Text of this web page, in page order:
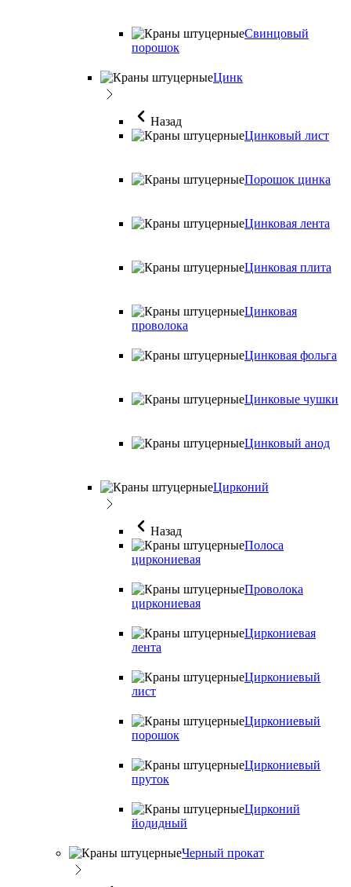
Свинцовый
порошок
Цинк
Назад
Цинковый лист
Порошок цинка
Цинковая лента
Цинковая плита
Цинковая
проволока
Цинковая фольга
Цинковые чушки
Цинковый анод
Цирконий
Назад
Полоса
циркониевая
Проволока
циркониевая
Циркониевая
лента
Циркониевый
лист
Циркониевый
порошок
Циркониевый
пруток
Цирконий
йодидный
Черный прокат